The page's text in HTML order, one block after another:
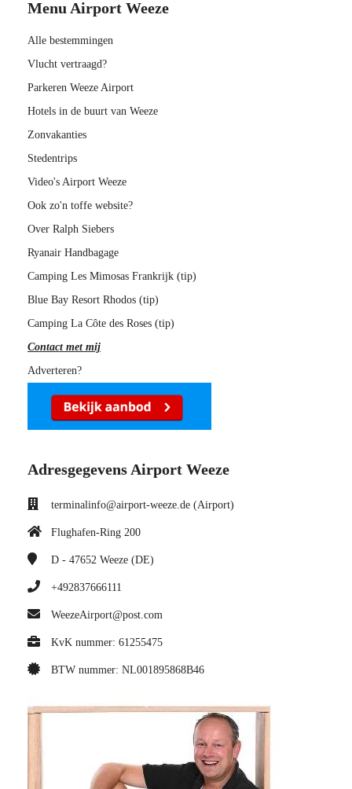
Menu Airport Weeze
Alle bestemmingen
Vlucht vertraagd?
Parkeren Weeze Airport
Hotels in de buurt van Weeze
Zonvakanties
Stedentrips
Video's Airport Weeze
Ook zo'n toffe website?
Over Ralph Siebers
Ryanair Handbagage
Camping Les Mimosas Frankrijk (tip)
Blue Bay Resort Rhodos (tip)
Camping La Côte des Roses (tip)
Contact met mij
Adverteren?
Adresgegevens Airport Weeze
terminalinfo@airport-weeze.de (Airport)
Flughafen-Ring 200
D - 47652 Weeze (DE)
+492837666111
WeezeAirport@post.com
KvK nummer: 61255475
BTW nummer: NL001895868B46